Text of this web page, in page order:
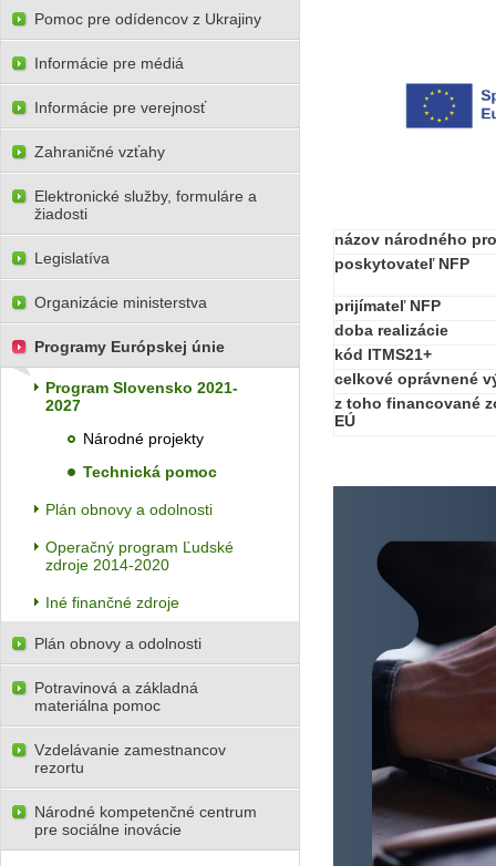
názov národného
poskytovateľ NFP
prijímateľ NFP
doba realizácie
kód ITMS21+
celkové oprávnené
z toho financované
EÚ
Pomoc pre odídencov z Ukrajiny
Informácie pre médiá
Informácie pre verejnosť
Zahraničné vzťahy
Elektronické služby, formuláre a
žiadosti
Legislatíva
Organizácie ministerstva
Programy Európskej únie
Program Slovensko 2021-
2027
Národné projekty
Technická pomoc
Plán obnovy a odolnosti
Operačný program Ľudské
zdroje 2014-2020
Iné finančné zdroje
Plán obnovy a odolnosti
Potravinová a základná
materiálna pomoc
Vzdelávanie zamestnancov
rezortu
Národné kompetenčné centrum
pre sociálne inovácie